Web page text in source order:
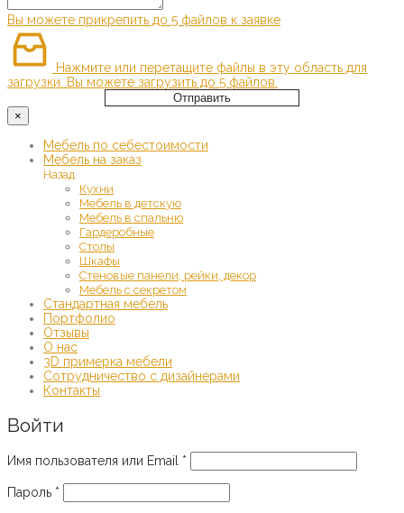
Вы можете прикрепить до 5 файлов к заявке
Нажмите или перетащите файлы в эту область для
загрузки. Вы можете загрузить до 5 файлов.
Отправить
×
Мебель по себестоимости
Мебель на заказ
Назад
Кухни
Мебель в детскую
Мебель в спальню
Гардеробные
Столы
Шкафы
Стеновые панели, рейки, декор
Мебель с секретом
Стандартная мебель
Портфолио
Отзывы
О нас
3D примерка мебели
Сотрудничество с дизайнерами
Контакты
Войти
Имя пользователя или Email *
Пароль *